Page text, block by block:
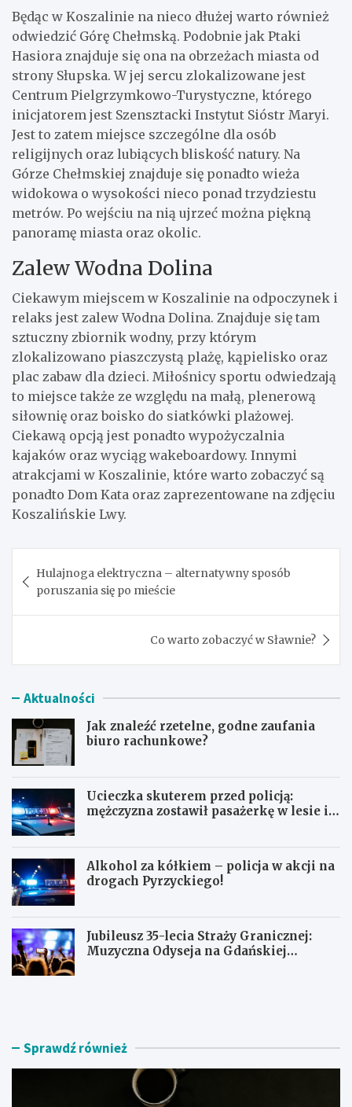
Będąc w Koszalinie na nieco dłużej warto również
odwiedzić Górę Chełmską. Podobnie jak Ptaki
Hasiora znajduje się ona na obrzeżach miasta od
strony Słupska. W jej sercu zlokalizowane jest
Centrum Pielgrzymkowo-Turystyczne, którego
inicjatorem jest Szensztacki Instytut Sióstr Maryi.
Jest to zatem miejsce szczególne dla osób
religijnych oraz lubiących bliskość natury. Na
Górze Chełmskiej znajduje się ponadto wieża
widokowa o wysokości nieco ponad trzydziestu
metrów. Po wejściu na nią ujrzeć można piękną
panoramę miasta oraz okolic.
Zalew Wodna Dolina
Ciekawym miejscem w Koszalinie na odpoczynek i
relaks jest zalew Wodna Dolina. Znajduje się tam
sztuczny zbiornik wodny, przy którym
zlokalizowano piaszczystą plażę, kąpielisko oraz
plac zabaw dla dzieci. Miłośnicy sportu odwiedzają
to miejsce także ze względu na małą, plenerową
siłownię oraz boisko do siatkówki plażowej.
Ciekawą opcją jest ponadto wypożyczalnia
kajaków oraz wyciąg wakeboardowy. Innymi
atrakcjami w Koszalinie, które warto zobaczyć są
ponadto Dom Kata oraz zaprezentowane na zdjęciu
Koszalińskie Lwy.
wpisu
Hulajnoga elektryczna – alternatywny sposób
poruszania się po mieście
Co warto zobaczyć w Sławnie?
Aktualności
Jak znaleźć rzetelne, godne zaufania
biuro rachunkowe?
Ucieczka skuterem przed policją:
mężczyzna zostawił pasażerkę w lesie i
Alkohol za kółkiem – policja w akcji na
drogach Pyrzyckiego!
Jubileusz 35-lecia Straży Granicznej:
Muzyczna Odyseja na Gdańskiej
J
a
U
z Sprawdź również